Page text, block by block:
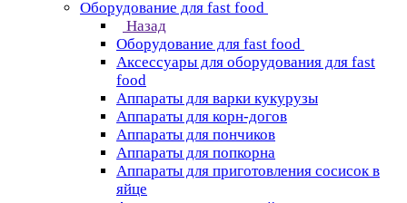
Оборудование для fast food
Назад
Оборудование для fast food
Аксессуары для оборудования для fast
food
Аппараты для варки кукурузы
Аппараты для корн-догов
Аппараты для пончиков
Аппараты для попкорна
Аппараты для приготовления сосисок в
яйце